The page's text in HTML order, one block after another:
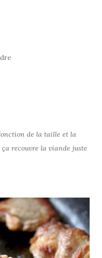
de la taille et la
recouvre la viande juste